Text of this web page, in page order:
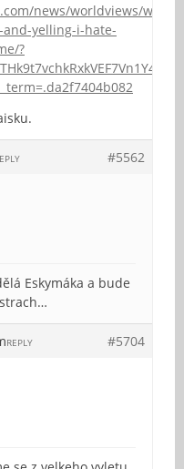
news/worldviews/wp/
yelling-i-hate-
?
#5562
Eskymáka a bude
#5704
REPLY